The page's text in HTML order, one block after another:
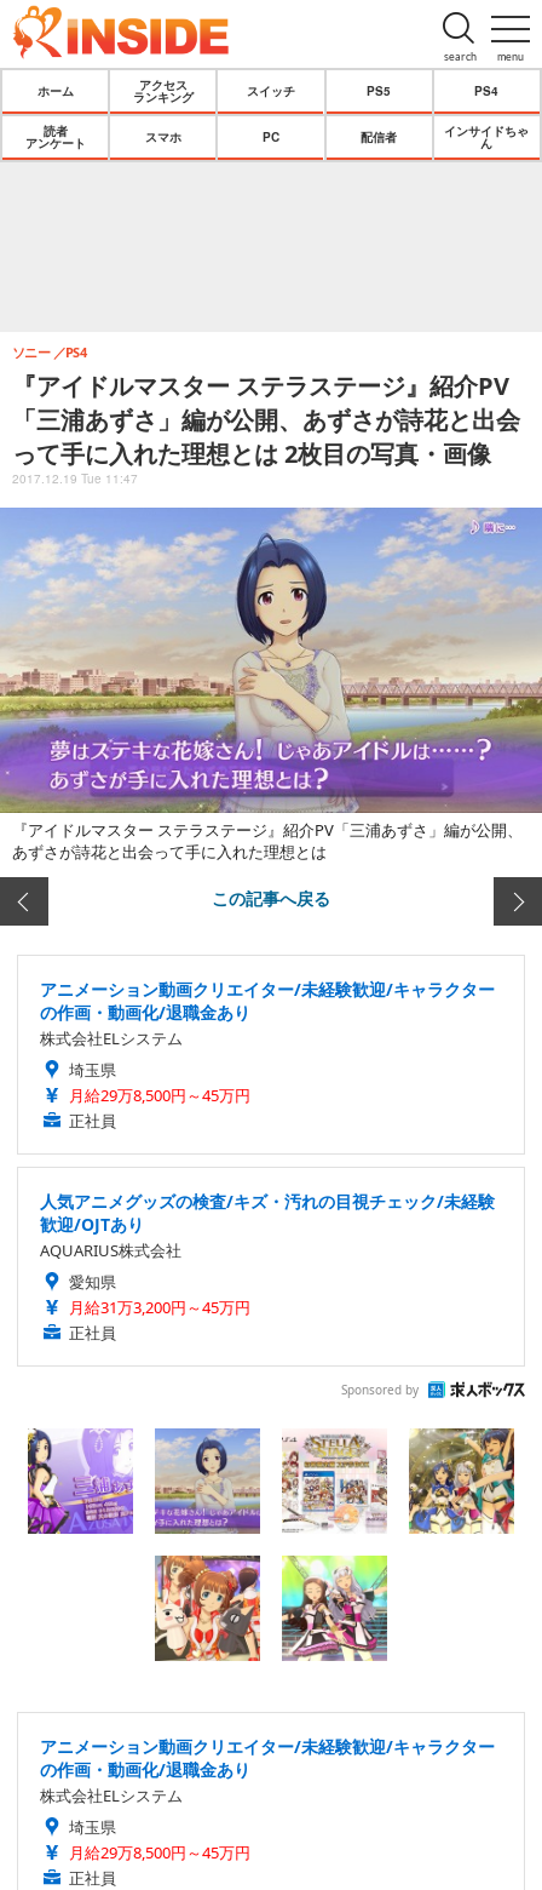
menu
search
ホーム
アクセス
ランキング
スイッチ PS5 PS4
読者
アンケート
スマホ PC 配信者
インサイドちゃ
ん
『アイドルマスター ステラステージ』紹介PV
「三浦あずさ」編が公開、あずさが詩花と出会
って手に入れた理想とは 2枚目の写真・画像
ソニー PS4
2017.12.19 Tue 11:47
『アイドルマスター ステラステージ』紹介PV「三浦あずさ」編が公開、
あずさが詩花と出会って手に入れた理想とは
この記事へ戻る
アニメーション動画クリエイター/未経験歓迎/キャラクター
の作画・動画化/退職金あり
株式会社ELシステム
埼玉県
月給29万8,500円～45万円
正社員
人気アニメグッズの検査/キズ・汚れの目視チェック/未経験
歓迎/OJTあり
AQUARIUS株式会社
愛知県
月給31万3,200円～45万円
正社員
Sponsored by
アニメーション動画クリエイター/未経験歓迎/キャラクター
の作画・動画化/退職金あり
株式会社ELシステム
埼玉県
月給29万8,500円～45万円
正社員